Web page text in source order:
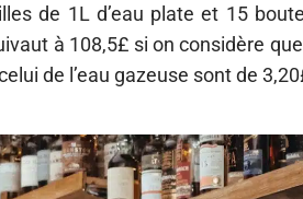
de 1L d’eau plate et 15
à 108,5£ si on considère
de l’eau gazeuse sont de